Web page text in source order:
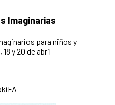
Imaginarias
para niños y
y 20 de abril